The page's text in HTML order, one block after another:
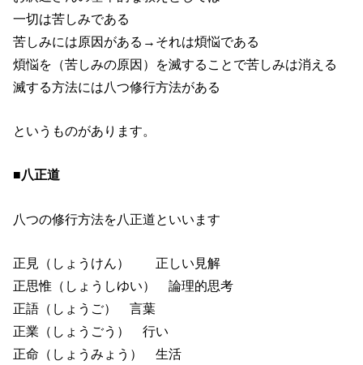
一切は苦しみである
苦しみには原因がある→それは煩悩である
煩悩を（苦しみの原因）を滅することで苦しみは消える
滅する方法には八つ修行方法がある
というものがあります。
■八正道
八つの修行方法を八正道といいます
正見（しょうけん） 正しい見解
正思惟（しょうしゆい） 論理的思考
正語（しょうご） 言葉
正業（しょうごう） 行い
正命（しょうみょう） 生活